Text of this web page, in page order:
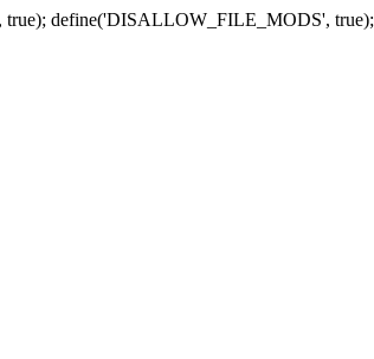
define('DISALLOW_FILE_MODS', true);